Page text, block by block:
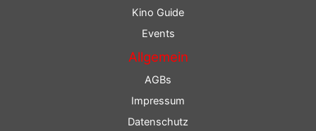
Kino Guide
Events
Allgemein
AGBs
Impressum
Datenschutz